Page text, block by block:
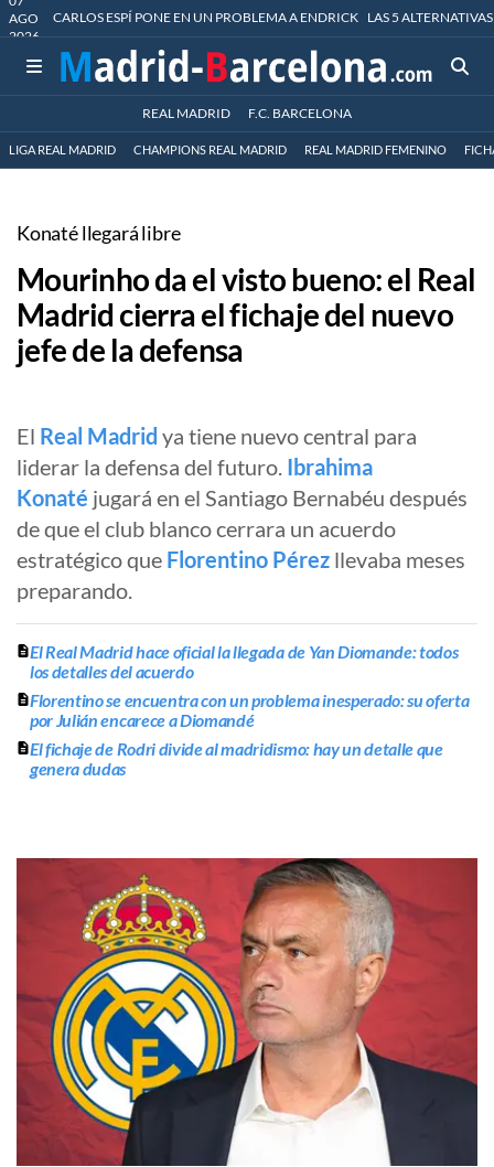
AGO
2026
CARLOS ESPÍ PONE EN UN PROBLEMA A ENDRICK LAS 5
REAL MADRID F.C. BARCELONA
LIGA REAL MADRID CHAMPIONS REAL MADRID REAL MADRID FEMENINO
Konaté llegará libre
Mourinho da el visto bueno: el Real
Madrid cierra el fichaje del nuevo
jefe de la defensa
El Real Madrid ya tiene nuevo central para
liderar la defensa del futuro. Ibrahima
Konaté jugará en el Santiago Bernabéu después
de que el club blanco cerrara un acuerdo
estratégico que Florentino Pérez llevaba meses
preparando.
El Real Madrid hace oficial la llegada de Yan Diomande: todos
los detalles del acuerdo
Florentino se encuentra con un problema inesperado: su oferta
por Julián encarece a Diomandé
El fichaje de Rodri divide al madridismo: hay un detalle que
genera dudas